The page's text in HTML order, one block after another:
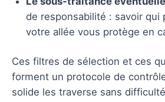
de responsabilité : savoir qui
votre allée vous protège en
Ces filtres de sélection et ces
forment un protocole de
solide les traverse sans